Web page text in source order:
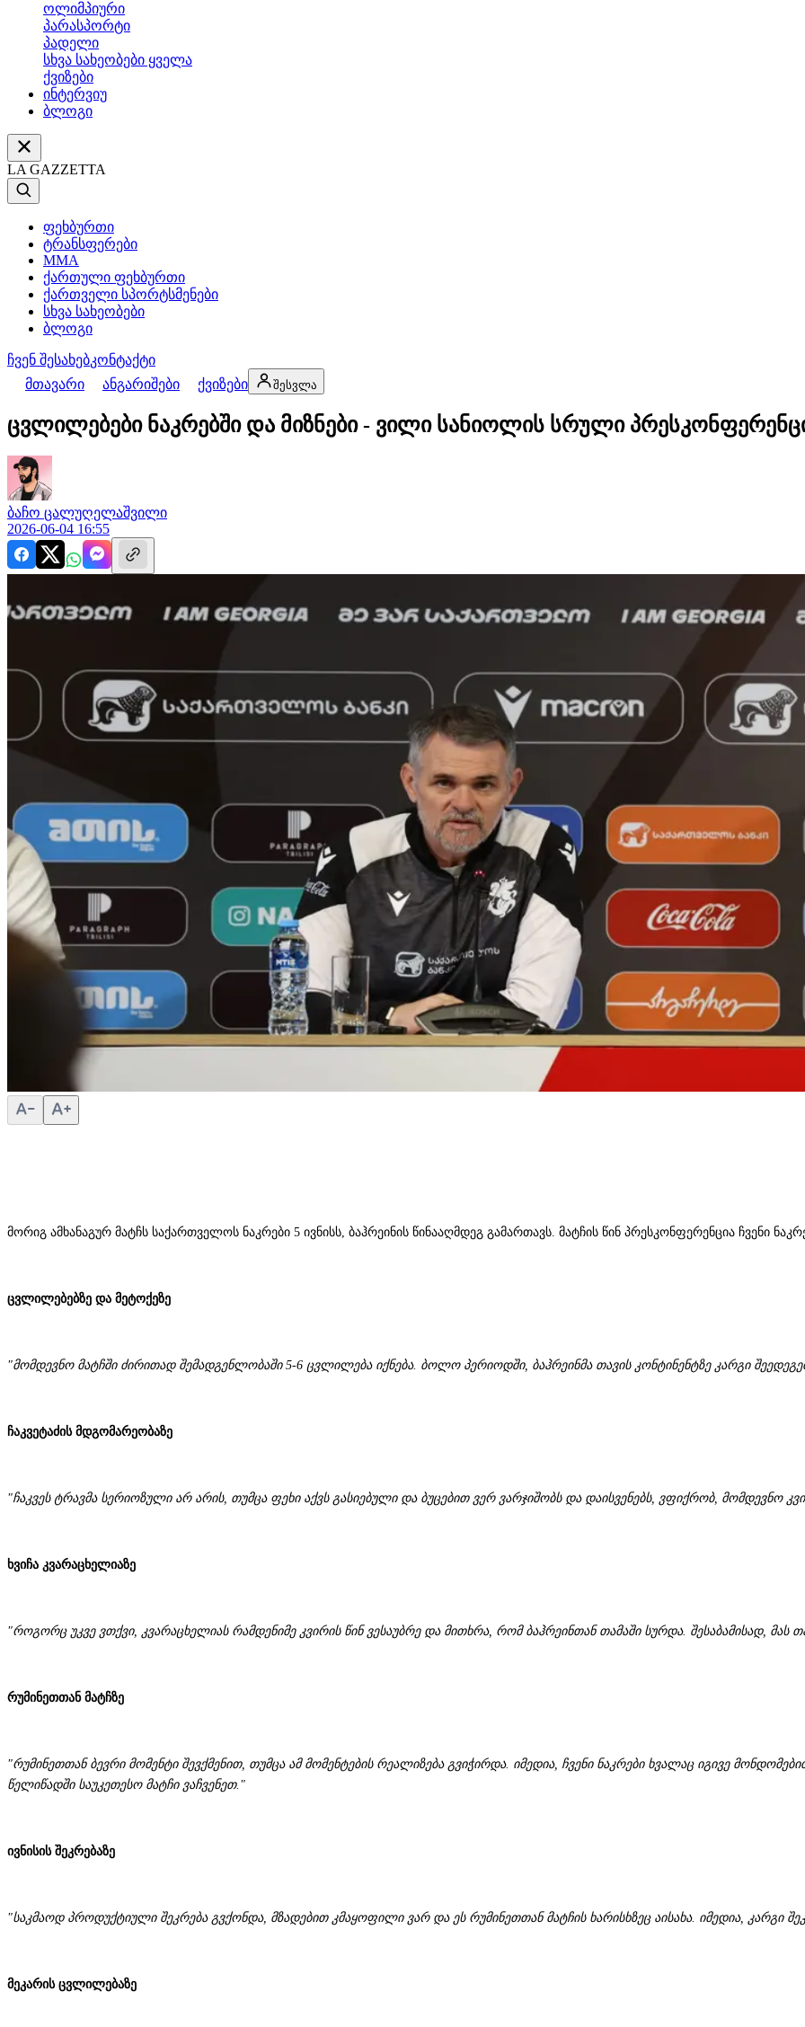
ოლიმპიური
პარასპორტი
პადელი
სხვა სახეობები ყველა
ქვიზები
ინტერვიუ
ბლოგი
LA GAZZETTA
ფეხბურთი
ტრანსფერები
MMA
ქართული ფეხბურთი
ქართველი სპორტსმენები
სხვა სახეობები
ბლოგი
ჩვენ შესახებკონტაქტი
მთავარი
ანგარიშები ქვიზები შესვლა
ცვლილებები ნაკრებში და მიზნები - ვილი სანიოლის სრული
ბაჩო ცალუღელაშვილი
2026-06-04 16:55
მორიგ ამხანაგურ მატჩს საქართველოს ნაკრები 5 ივნისს, ბაჰრეინის წინააღმდეგ გამართავს. მატჩის წინ პრესკონფერენცია ჩვენი
ცვლილებებზე და მეტოქეზე
"მომდევნო მატჩში ძირითად შემადგენლობაში 5-6 ცვლილება იქნება. ბოლო პერიოდში, ბაჰრეინმა თავის კონტინენტზე კარგი
ჩაკვეტაძის მდგომარეობაზე
"ჩაკვეს ტრავმა სერიოზული არ არის, თუმცა ფეხი აქვს გასიებული და ბუცებით ვერ ვარჯიშობს და დაისვენებს, ვფიქრობ, მომდევნო
ხვიჩა კვარაცხელიაზე
"როგორც უკვე ვთქვი, კვარაცხელიას რამდენიმე კვირის წინ ვესაუბრე და მითხრა, რომ ბაჰრეინთან თამაში სურდა. შესაბამისად,
რუმინეთთან მატჩზე
"რუმინეთთან ბევრი მომენტი შევქმენით, თუმცა ამ მომენტების რეალიზება გვიჭირდა. იმედია, ჩვენი ნაკრები ხვალაც იგივე
წელიწადში საუკეთესო მატჩი ვაჩვენეთ."
ივნისის შეკრებაზე
"საკმაოდ პროდუქტიული შეკრება გვქონდა, მზადებით კმაყოფილი ვარ და ეს რუმინეთთან მატჩის ხარისხზეც აისახა. იმედია, კარგი
მეკარის ცვლილებაზე